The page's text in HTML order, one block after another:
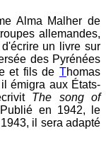
Alma Malher de
allemandes,
un livre sur
des Pyrénées
et fils de Thomas
émigra aux États-
The song of
en 1942, le
il sera adapté